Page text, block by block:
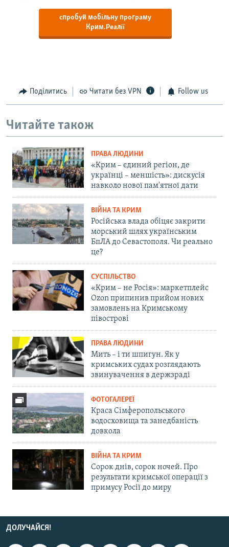
спробуй мобільну програму
Крим.Реалії
Поділитись Читати без VPN Follow us
Читайте також
ПРАВА ЛЮДИНИ
«Крим – єдиний регіон, де
українці – меншість»: дискусія
навколо нової пам'ятної дати
ВІЙНА ТА КРИМ
Російська влада обіцяє закрити
морський шлях українським
БпЛА до Севастополя. Чи реально
це?
СУСПІЛЬСТВО
«Крим – не Росія»: маркетплейс
Ozon припинив прийом нових
замовлень на Кримському
півострові
ПРАВА ЛЮДИНИ
Мить – і ти шпигун. Як у
кримських судах розглядають
звинувачення в держзраді
ФОТОГАЛЕРЕЇ
Краса Сімферопольського
водосховища та занедбаність
довкола
ВІЙНА ТА КРИМ
Сорок днів, сорок ночей. Про
результати кримської операції з
примусу Росії до миру
ДОЛУЧАЙСЯ!